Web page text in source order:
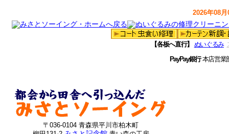
2026年08
【各板へ直行】 ぬいぐるみ
PayPay銀行本店営
〒036-0104 青森県平川市柏木町